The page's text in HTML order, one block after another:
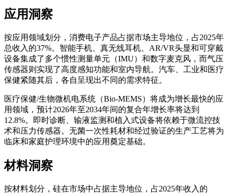
应用洞察
按应用领域划分，消费电子产品占据市场主导地位，占2025年
总收入的37%。智能手机、真无线耳机、AR/VR头显和可穿戴
设备集成了多个惯性测量单元（IMU）和数字麦克风，而气压
传感器则实现了高度感知功能和室内导航。汽车、工业和医疗
保健紧随其后，各自呈现出不同的需求特征。
医疗保健/生物微机电系统（Bio-MEMS）将成为增长最快的应
用领域，预计2026年至2034年间的复合年增长率将达到
12.8%。即时诊断、输液监测和植入式设备将依赖于微流控技
术和压力传感器。无菌一次性耗材和经过验证的生产工艺将为
临床和家庭护理环境中的应用奠定基础。
材料洞察
按材料划分，硅在市场中占据主导地位，占2025年收入的